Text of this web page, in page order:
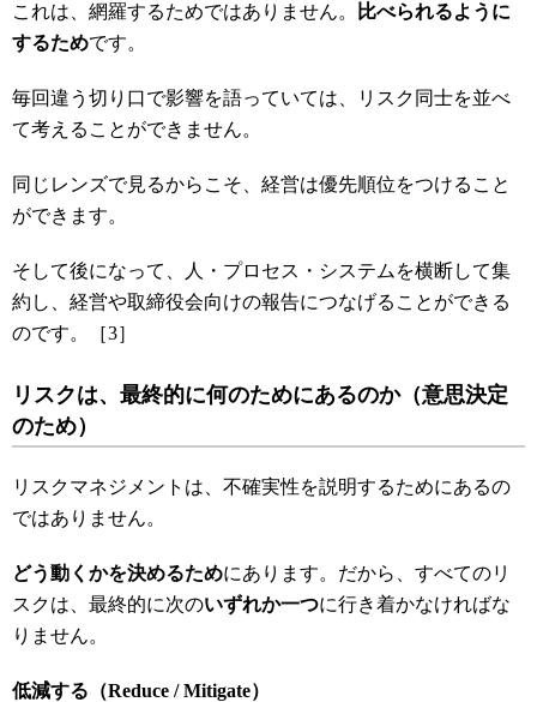
これは、網羅するためではありません。
比べられるように
するためです。
毎回違う切り口で影響を語っていては、リスク同士を並べ
て考えることができません。
同じレンズで見るからこそ、経営は優先順位をつけること
ができます。
そして後になって、人・プロセス・システムを横断して集
約し、経営や取締役会向けの報告につなげることができる
のです。［3］
リスクは、最終的に何のためにあるのか（意思決定
のため）
リスクマネジメントは、不確実性を説明するためにあるの
ではありません。
どう動くかを決めるためにあります。だから、すべてのリ
スクは、最終的に次のいずれか一つに行き着かなければな
りません。
低減する（Reduce / Mitigate）